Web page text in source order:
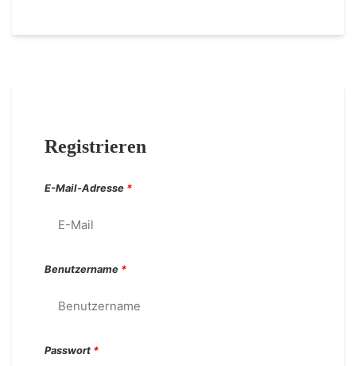
Registrieren
E-Mail-Adresse *
Benutzername *
Passwort *